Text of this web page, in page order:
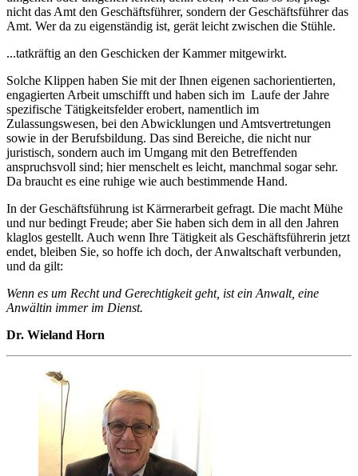
nicht das Amt den Geschäftsführer, sondern der Geschäftsführer das
Amt. Wer da zu eigenständig ist, gerät leicht zwischen die Stühle.
...tatkräftig an den Geschicken der Kammer mitgewirkt.
Solche Klippen haben Sie mit der Ihnen eigenen sachorientierten,
engagierten Arbeit umschifft und haben sich im Laufe der Jahre
spezifische Tätigkeitsfelder erobert, namentlich im
Zulassungswesen, bei den Abwicklungen und Amtsvertretungen
sowie in der Berufsbildung. Das sind Bereiche, die nicht nur
juristisch, sondern auch im Umgang mit den Betreffenden
anspruchsvoll sind; hier menschelt es leicht, manchmal sogar sehr.
Da braucht es eine ruhige wie auch bestimmende Hand.
In der Geschäftsführung ist Kärrnerarbeit gefragt. Die macht Mühe
und nur bedingt Freude; aber Sie haben sich dem in all den Jahren
klaglos gestellt. Auch wenn Ihre Tätigkeit als Geschäftsführerin jetzt
endet, bleiben Sie, so hoffe ich doch, der Anwaltschaft verbunden,
und da gilt:
Wenn es um Recht und Gerechtigkeit geht, ist ein Anwalt, eine
Anwältin immer im Dienst.
Dr. Wieland Horn